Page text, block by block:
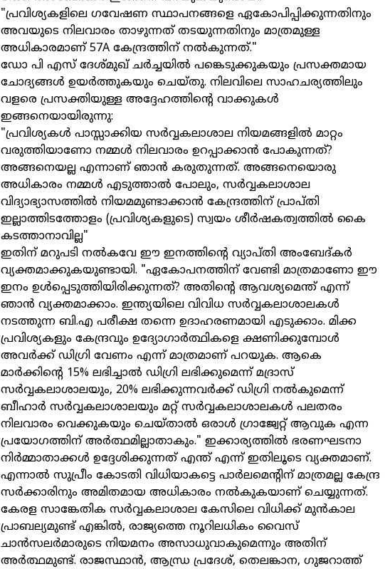
"പ്രവിശ്യകളിലെ ഗവേഷണ സ്ഥാപനങ്ങളെ ഏകോപിപ്പിക്കുന്നതിനും
അവയുടെ നിലവാരം താഴുന്നത് തടയുന്നതിനും മാത്രമുള്ള
അധികാരമാണ് 57A കേന്ദ്രത്തിന് നല്‍കുന്നത്."
ഡോ പി എസ് ദേശ്മുഖ് ചര്‍ച്ചയില്‍ പങ്കെടുക്കുകയും പ്രസക്തമായ
ചോദ്യങ്ങള്‍ ഉയര്‍ത്തുകയും ചെയ്തു. നിലവിലെ സാഹചര്യത്തിലും
വളരെ പ്രസക്തിയുള്ള അദ്ദേഹത്തിന്റെ വാക്കുകള്‍
ഇങ്ങനെയായിരുന്നു:
"പ്രവിശ്യകള്‍ പാസ്സാക്കിയ സര്‍വ്വകലാശാല നിയമങ്ങളില്‍ മാറ്റം
വരുത്തിയാണോ നമ്മള്‍ നിലവാരം ഉറപ്പാക്കാന്‍ പോകുന്നത്?
അങ്ങനെയല്ല എന്നാണ് ഞാന്‍ കരുതുന്നത്. അങ്ങനെയൊരു
അധികാരം നമ്മള്‍ എടുത്താല്‍ പോലും, സര്‍വ്വകലാശാല
വിദ്യാഭ്യാസത്തില്‍ നിയമമുണ്ടാക്കാന്‍ കേന്ദ്രത്തിന് പ്രാപ്തി
ഇല്ലാത്തിടത്തോളം (പ്രവിശ്യകളുടെ) സ്വയം ശീര്‍ഷകത്വത്തില്‍ കൈ
കടത്താനാവില്ല"
ഇതിന് മറുപടി നല്‍കവേ ഈ ഇനത്തിന്റെ വ്യാപ്തി അംബേദ്കര്‍
വ്യക്തമാക്കുകയുണ്ടായി. "ഏകോപനത്തിന് വേണ്ടി മാത്രമാണോ ഈ
ഇനം ഉള്‍പ്പെടുത്തിയിരിക്കുന്നത്? അതിന്റെ ആവശ്യമെന്ത് എന്ന്
ഞാന്‍ വ്യക്തമാക്കാം. ഇന്ത്യയിലെ വിവിധ സര്‍വ്വകലാശാലകള്‍
നടത്തുന്ന ബി.എ പരീക്ഷ തന്നെ ഉദാഹരണമായി എടുക്കാം. മിക്ക
പ്രവിശ്യകളും കേന്ദ്രവും ഉദ്യോഗാര്‍ത്ഥികളെ ക്ഷണിക്കുമ്പോള്‍
അവര്‍ക്ക് ഡിഗ്രി വേണം എന്ന് മാത്രമാണ് പറയുക. ആകെ
മാര്‍ക്കിന്റെ 15% ലഭിച്ചാല്‍ ഡിഗ്രി ലഭിക്കുമെന്ന് മദ്രാസ്
സര്‍വ്വകലാശാലയും, 20% ലഭിക്കുന്നവര്‍ക്ക് ഡിഗ്രി നല്‍കുമെന്ന്
ബീഹാര്‍ സര്‍വ്വകലാശാലയും മറ്റ് സര്‍വ്വകലാശാലകള്‍ പലതരം
നിലവാരം വെക്കുകയും ചെയ്താല്‍ ഒരാള്‍ ഗ്രാജ്വേറ്റ് ആവുക എന്ന
പ്രയോഗത്തിന് അര്‍ത്ഥമില്ലാതാകും." ഇക്കാര്യത്തില്‍ ഭരണഘടനാ
നിര്‍മ്മാതാക്കള്‍ ഉദ്ദേശിക്കുന്നത് എന്ത് എന്ന് ഇതിലൂടെ വ്യക്തമാണ്.
എന്നാല്‍ സുപ്രീം കോടതി വിധിയാകട്ടെ പാര്‍ലമെന്റിന് മാത്രമല്ല കേന്ദ്ര
സര്‍ക്കാരിനും അമിതമായ അധികാരം നല്‍കുകയാണ് ചെയ്യുന്നത്.
കേരള സാങ്കേതിക സര്‍വ്വകലാശാല കേസിലെ വിധിക്ക് മുന്‍കാല
പ്രാബല്യമുണ്ട് എങ്കില്‍, രാജ്യത്തെ നൂറിലധികം വൈസ്
ചാന്‍സലര്‍മാരുടെ നിയമനം അസാധുവാകുമെന്നും അതിന്
അര്‍ത്ഥമുണ്ട്. രാജസ്ഥാന്‍, ആന്ധ്ര പ്രദേശ്, തെലങ്കാന, ഗുജറാത്ത്